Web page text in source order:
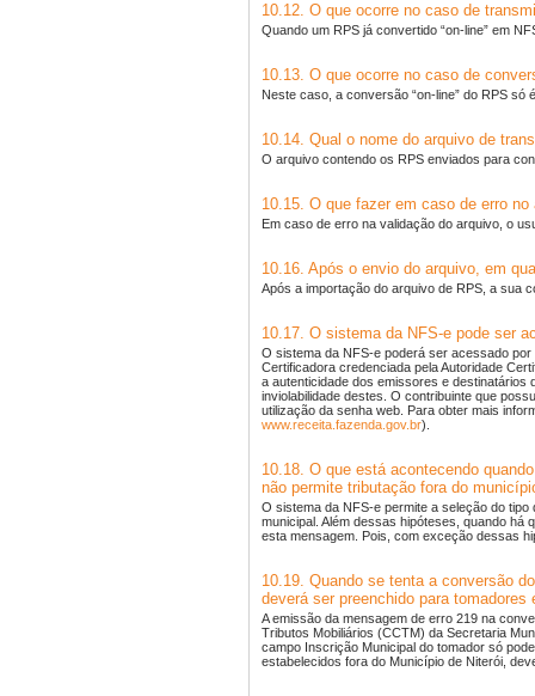
10.12. O que ocorre no caso de
Quando um RPS já convertido “on-line” em
10.13. O que ocorre no caso de
Neste caso, a conversão “on-line” do RPS
10.14. Qual o nome do arquivo de
O arquivo contendo os RPS enviados para
10.15. O que fazer em caso de erro
Em caso de erro na validação do arquivo, o
10.16. Após o envio do arquivo, em
Após a importação do arquivo de RPS, a sua
10.17. O sistema da NFS-e pode ser
O sistema da NFS-e poderá ser acessado por
Certificadora credenciada pela Autoridade
a autenticidade dos emissores e
inviolabilidade destes. O contribuinte que
utilização da senha web. Para obter mais
www.receita.fazenda.gov.br).
10.18. O que está acontecendo
não permite tributação fora do
O sistema da NFS-e permite a seleção do
municipal. Além dessas hipóteses, quando há
esta mensagem. Pois, com exceção dessas
10.19. Quando se tenta a conversão
deverá ser preenchido para
A emissão da mensagem de erro 219 na
Tributos Mobiliários (CCTM) da Secretaria
campo Inscrição Municipal do tomador só
estabelecidos fora do Município de Niterói,